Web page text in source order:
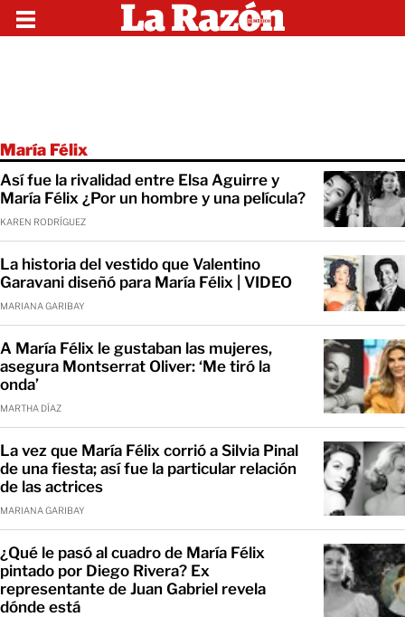
María Félix
Así fue la rivalidad entre Elsa Aguirre y
María Félix ¿Por un hombre y una película?
KAREN RODRÍGUEZ
La historia del vestido que Valentino
Garavani diseñó para María Félix | VIDEO
MARIANA GARIBAY
A María Félix le gustaban las mujeres,
asegura Montserrat Oliver: ‘Me tiró la
onda’
MARTHA DÍAZ
La vez que María Félix corrió a Silvia Pinal
de una fiesta; así fue la particular relación
de las actrices
MARIANA GARIBAY
¿Qué le pasó al cuadro de María Félix
pintado por Diego Rivera? Ex
representante de Juan Gabriel revela
dónde está